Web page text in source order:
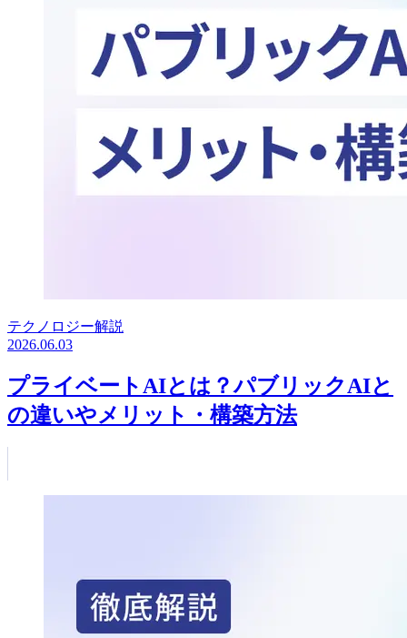
テクノロジー解説
2026.06.03
プライベートAIとは？パブリックAIと
の違いやメリット・構築方法